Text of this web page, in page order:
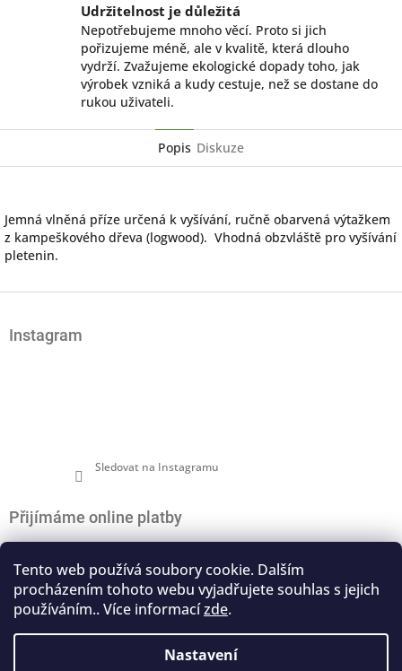
Tento web používá soubory cookie. Dalším
procházením tohoto webu vyjadřujete souhlas s jejich
používáním.. Více informacízde.
Nastavení
Udržitelnost je důležitá
Nepotřebujeme mnoho věcí. Proto si jich
pořizujeme méně, ale v kvalitě, která dlouho
vydrží. Zvažujeme ekologické dopady toho, jak
výrobek vzniká a kudy cestuje, než se dostane do
rukou uživateli.
Popis Diskuze
Jemná vlněná příze určená k vyšívání, ručně obarvená výtažkem
z kampeškového dřeva (logwood). Vhodná obzvláště pro vyšívání
pletenin.
Instagram
Sledovat na Instagramu
Přijímáme online platby
Nákupní košík
0ks /0 Kč